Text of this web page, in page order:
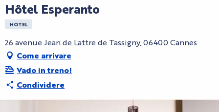
Hôtel Esperanto
HOTEL
26 avenue Jean de Lattre de Tassigny, 06400 Cannes
Come arrivare
Vado in treno!
Condividere